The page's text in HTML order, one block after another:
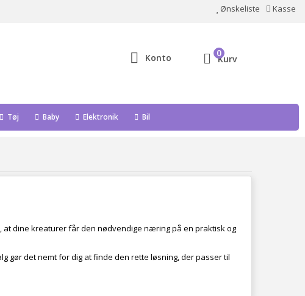
Ønskeliste Kasse
Konto Kurv
0
Tøj Baby Elektronik Bil
dine kreaturer får den nødvendige næring på en praktisk og
gør det nemt for dig at finde den rette løsning, der passer til